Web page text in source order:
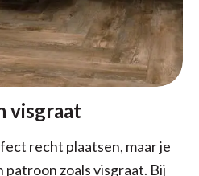
visgraat
recht plaatsen, maar je
patroon zoals visgraat. Bij